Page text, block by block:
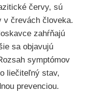
červy, sú
v črevách človeka.
zahŕňajú
sa objavujú
symptómov
liečiteľný stav,
prevenciou.